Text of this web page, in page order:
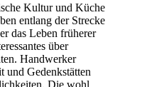
Kultur und Küche
entlang der Strecke
das Leben früherer
über
Handwerker
und Gedenkstätten
Die wohl